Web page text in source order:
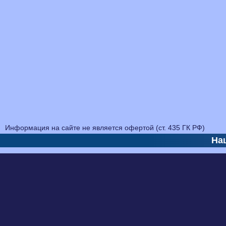
Информация на сайте не является офертой (ст. 435 ГК РФ)